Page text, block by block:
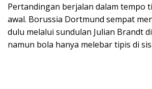
Pertandingan berjalan dalam tempo
awal. Borussia Dortmund sempat
dulu melalui sundulan Julian Brandt
namun bola hanya melebar tipis di